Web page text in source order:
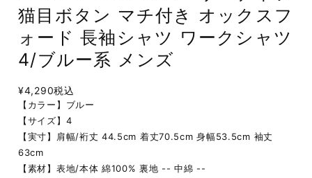
猫目ボタン マチ付き オックスフ
ォード 長袖シャツ ワークシャツ
4/ブルー系 メンズ
¥4,290税込
【カラー】ブルー
【サイズ】4
【実寸】肩幅/裄丈 44.5cm 着丈70.5cm 身幅53.5cm 袖丈
63cm
【素材】表地/本体 綿100% 裏地 -- 中綿 --